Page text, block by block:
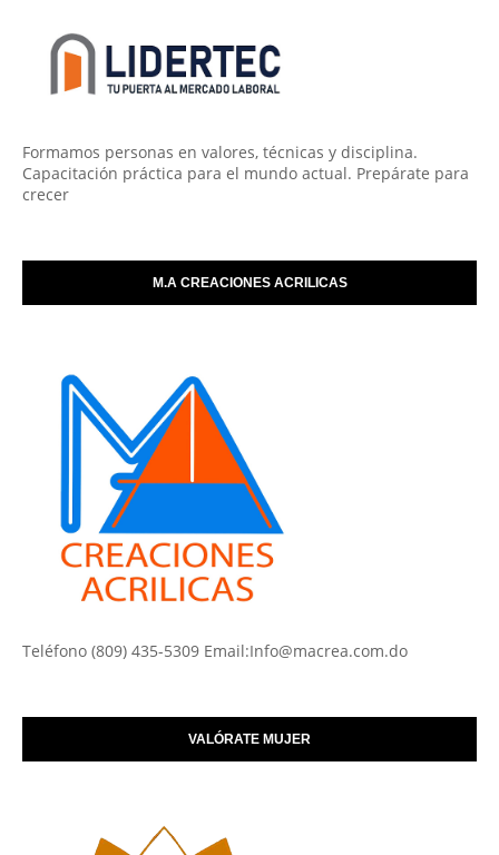
Formamos personas en valores, técnicas y disciplina.
Capacitación práctica para el mundo actual. Prepárate para
crecer
M.A CREACIONES ACRILICAS
Teléfono (809) 435-5309 Email:Info@macrea.com.do
VALÓRATE MUJER